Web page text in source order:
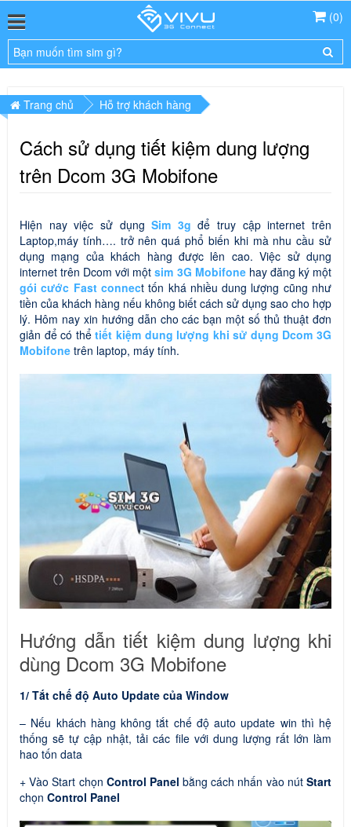
(0)
Trang chủ Hỗ trợ khách hàng
Cách sử dụng tiết kiệm dung lượng
trên Dcom 3G Mobifone
Hiện nay việc sử dụngSim 3g để truy cập internet trên
Laptop,máy tính…. trở nên quá phổ biến khi mà nhu cầu sử
dụng mạng của khách hàng được lên cao. Việc sử dụng
internet trên Dcom với mộtsim 3G Mobifonehay đăng ký một
gói cước Fast connect tốn khá nhiều dung lượng cũng như
tiền của khách hàng nếu không biết cách sử dụng sao cho hợp
lý. Hôm nay xin hướng dẫn cho các bạn một số thủ thuật đơn
giản để có thểtiết kiệm dung lượng khi sử dụng Dcom 3G
Mobifone trên laptop, máy tính.
Hướng dẫn tiết kiệm dung lượng khi
dùng Dcom 3G Mobifone
1/ Tắt chế độ Auto Update của Window
– Nếu khách hàng không tắt chế độ auto update win thì hệ
thống sẽ tự cập nhật, tải các file với dung lượng rất lớn làm
hao tốn data
+ Vào Start chọn Control Panel bằng cách nhấn vào nútStart
chọn Control Panel